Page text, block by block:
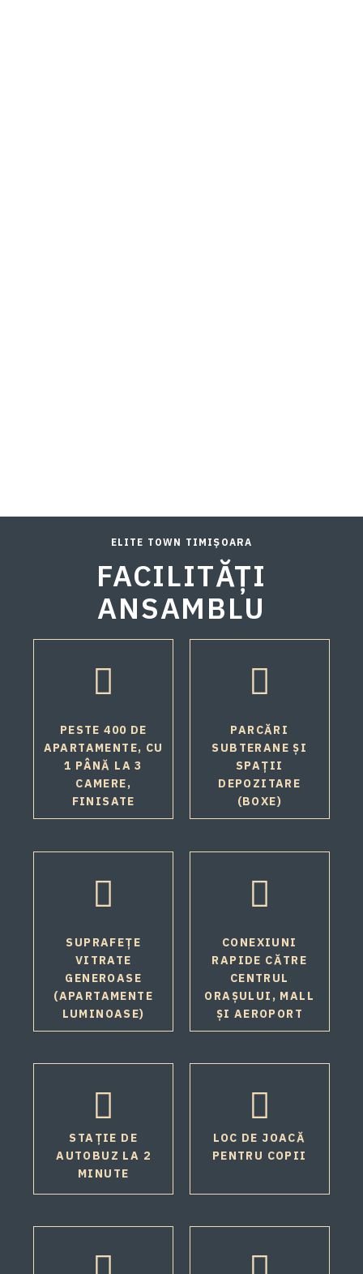
ELITE TOWN TIMIȘOARA
FACILITĂȚI
ANSAMBLU
PESTE 400 DE
APARTAMENTE, CU
1 PÂNĂ LA 3
CAMERE,
FINISATE
PARCĂRI
SUBTERANE ȘI
SPAȚII
DEPOZITARE
(BOXE)
SUPRAFEȚE
VITRATE
GENEROASE
(APARTAMENTE
LUMINOASE)
CONEXIUNI
RAPIDE CĂTRE
CENTRUL
ORAȘULUI, MALL
ȘI AEROPORT
STAȚIE DE
AUTOBUZ LA 2
MINUTE
LOC DE JOACĂ
PENTRU COPII